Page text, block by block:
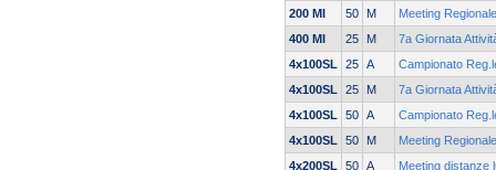
200 MI
50 M
Meeting
400 MI
25 M
7a Giornata
4x100SL
25 A
Campionato
4x100SL
25 M
7a Giornata
4x100SL
50 A
Campionato
4x100SL
50 M
Meeting
4x200SL
50 A Meeting distanze